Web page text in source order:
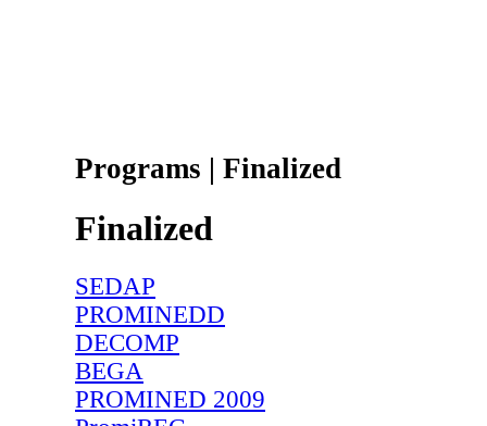
Programs | Finalized
Finalized
SEDAP
PROMINEDD
DECOMP
BEGA
PROMINED 2009